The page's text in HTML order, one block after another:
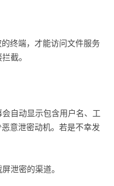
终端，才能访问文件服务
截。
自动显示包含用户名、工
意泄密动机。若是不幸发
泄密的渠道。